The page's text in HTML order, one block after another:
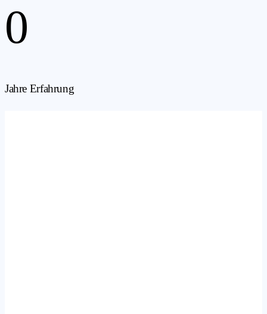
0
Jahre Erfahrung